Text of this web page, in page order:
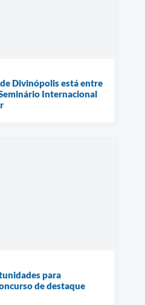
Divinópolis está entre
Internacional
para
de destaque